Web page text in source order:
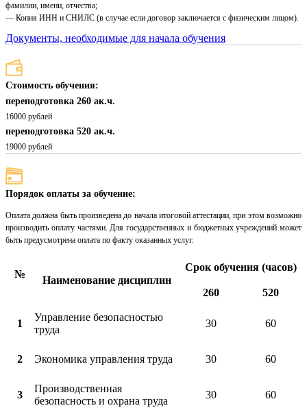
фамилии, имени, отчества;
— Копия ИНН и СНИЛС (в случае если договор заключается с физическим лицом).
Документы, необходимые для начала обучения
Стоимость обучения:
переподготовка 260 ак.ч.
16000 рублей
переподготовка 520 ак.ч.
19000 рублей
Порядок оплаты за обучение:
Оплата должна быть произведена до начала итоговой аттестации, при этом возможно
производить оплату частями. Для государственных и бюджетных учреждений может
быть предусмотрена оплата по факту оказанных услуг.
№
Наименование дисциплин
Срок обучения (часов)
260 520
1
Управление безопасностью
труда
30 60
2 Экономика управления труда 30 60
3
Производственная
безопасность и охрана труда
30 60